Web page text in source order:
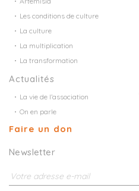
Les conditions de culture
La culture
La multiplication
La transformation
Actualités
La vie de l’association
On en parle
Faire un don
Newsletter